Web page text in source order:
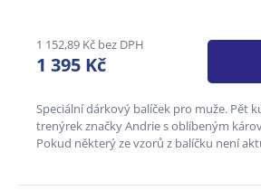
je
3,6
z
hvězdiček.
1 152,89 Kč bez DPH
1 395 Kč
Speciální dárkový balíček pro muže. Pět
trenýrek značky Andrie s oblíbeným
Pokud některý ze vzorů z balíčku není